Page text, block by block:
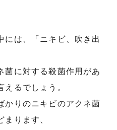
には、「ニキビ、吹き出
菌に対する殺菌作用があ
えるでしょう。
かりのニキビのアクネ菌
ります、